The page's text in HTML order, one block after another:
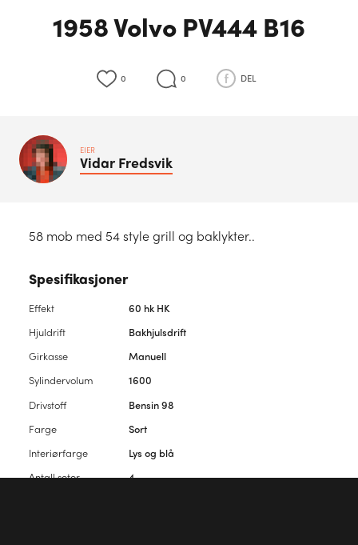
1958 Volvo PV444 B16
0 0 DEL
EIER
Vidar Fredsvik
58 mob med 54 style grill og baklykter..
Spesifikasjoner
Effekt
60 hk HK
Hjuldrift
Bakhjulsdrift
Girkasse
Manuell
Sylindervolum
1600
Drivstoff
Bensin 98
Farge
Sort
Interiørfarge
Lys og blå
Antall seter
4